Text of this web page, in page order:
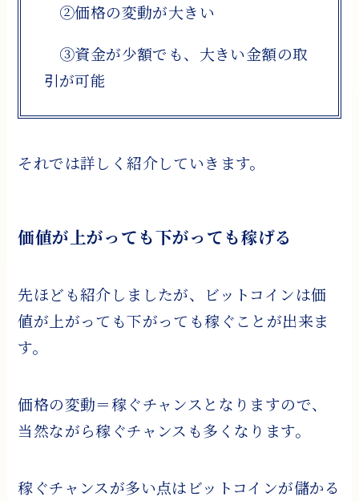
②価格の変動が大きい
③資金が少額でも、大きい金額の取
引が可能
それでは詳しく紹介していきます。
価値が上がっても下がっても稼げる
先ほども紹介しましたが、ビットコインは価
値が上がっても下がっても稼ぐことが出来ま
す。
価格の変動＝稼ぐチャンスとなりますので、
当然ながら稼ぐチャンスも多くなります。
稼ぐチャンスが多い点はビットコインが儲かる